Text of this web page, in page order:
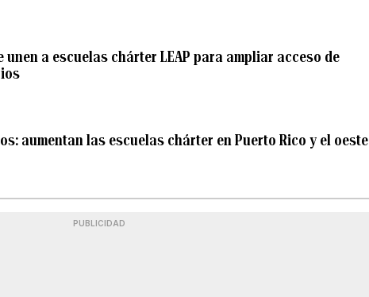
a escuelas chárter LEAP para ampliar acceso de
aumentan las escuelas chárter en Puerto Rico y el oeste
PUBLICIDAD